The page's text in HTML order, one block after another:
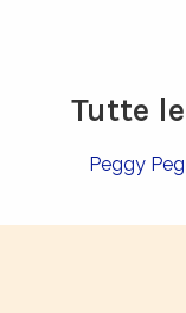
Tutte
Peggy Peg